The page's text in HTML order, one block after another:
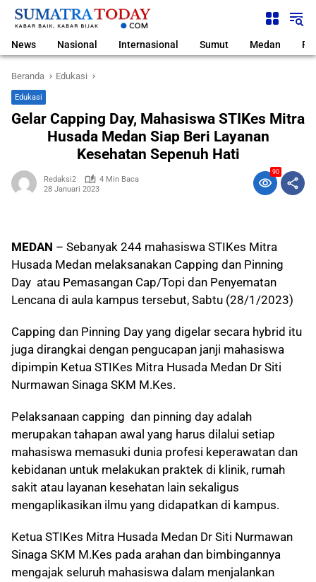
Langsung
News Nasional Internasional Sumut Medan
Beranda Edukasi
Edukasi
Gelar Capping Day, Mahasiswa STIKes Mitra
Husada Medan Siap Beri Layanan
Kesehatan Sepenuh Hati
Redaksi2
4 Min Baca
28 Januari 2023
90
MEDAN – Sebanyak 244 mahasiswa STIKes Mitra
Husada Medan melaksanakan Capping dan Pinning
Day atau Pemasangan Cap/Topi dan Penyematan
Lencana di aula kampus tersebut, Sabtu (28/1/2023)
Capping dan Pinning Day yang digelar secara hybrid itu
juga dirangkai dengan pengucapan janji mahasiswa
dipimpin Ketua STIKes Mitra Husada Medan Dr Siti
Nurmawan Sinaga SKM M.Kes.
Pelaksanaan capping dan pinning day adalah
merupakan tahapan awal yang harus dilalui setiap
mahasiswa memasuki dunia profesi keperawatan dan
kebidanan untuk melakukan praktek di klinik, rumah
sakit atau layanan kesehatan lain sekaligus
mengaplikasikan ilmu yang didapatkan di kampus.
Ketua STIKes Mitra Husada Medan Dr Siti Nurmawan
Sinaga SKM M.Kes pada arahan dan bimbingannya
mengajak seluruh mahasiswa dalam menjalankan